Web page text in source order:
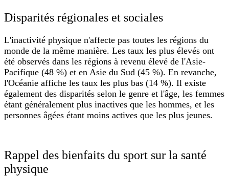
Disparités régionales et sociales
L'inactivité physique n'affecte pas toutes les régions du
monde de la même manière. Les taux les plus élevés ont
été observés dans les régions à revenu élevé de l'Asie-
Pacifique (48 %) et en Asie du Sud (45 %). En revanche,
l'Océanie affiche les taux les plus bas (14 %). Il existe
également des disparités selon le genre et l'âge, les femmes
étant généralement plus inactives que les hommes, et les
personnes âgées étant moins actives que les plus jeunes.
Rappel des bienfaits du sport sur la santé
physique